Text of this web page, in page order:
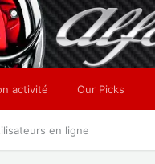
en ligne
activité Our Picks